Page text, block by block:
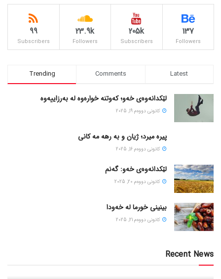
137
Followers
205k
Subscribers
23.9k
Followers
99
Subscribers
Trending Comments Latest
لێکدانەوەی خەو؛ کەوتنە خوارەوە لە بەرزاییەوە
كانونی دووه‌م 19, 2025
پیره میرد؛ ژیان و به رهه مه کانی
كانونی دووه‌م 16, 2025
لێکدانەوەی خەو: گەنم
كانونی دووه‌م 20, 2025
بینینی خورما لە خەودا
كانونی دووه‌م 21, 2025
Recent News